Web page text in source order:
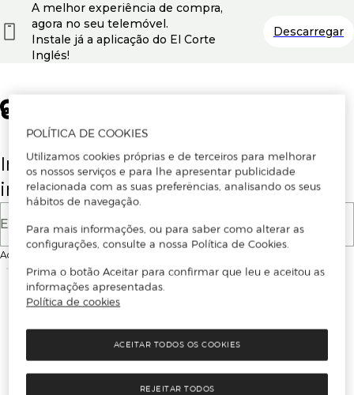
Insira o seu email para se registar ou
iniciar sessão.
E-mail
Ao continuar, aceitas as
A melhor experiência de compra,
agora no seu telemóvel.
Instale já a aplicação do El Corte
Inglés!
Descarregar
POLÍTICA DE COOKIES
Utilizamos cookies próprias e de terceiros para melhorar
os nossos serviços e para lhe apresentar publicidade
relacionada com as suas preferências, analisando os seus
hábitos de navegação.
Para mais informações, ou para saber como alterar as
configurações, consulte a nossa Política de Cookies.
Prima o botão Aceitar para confirmar que leu e aceitou as
informações apresentadas.
Política de cookies
REJEITAR TODOS
ACEITAR TODOS OS COOKIES